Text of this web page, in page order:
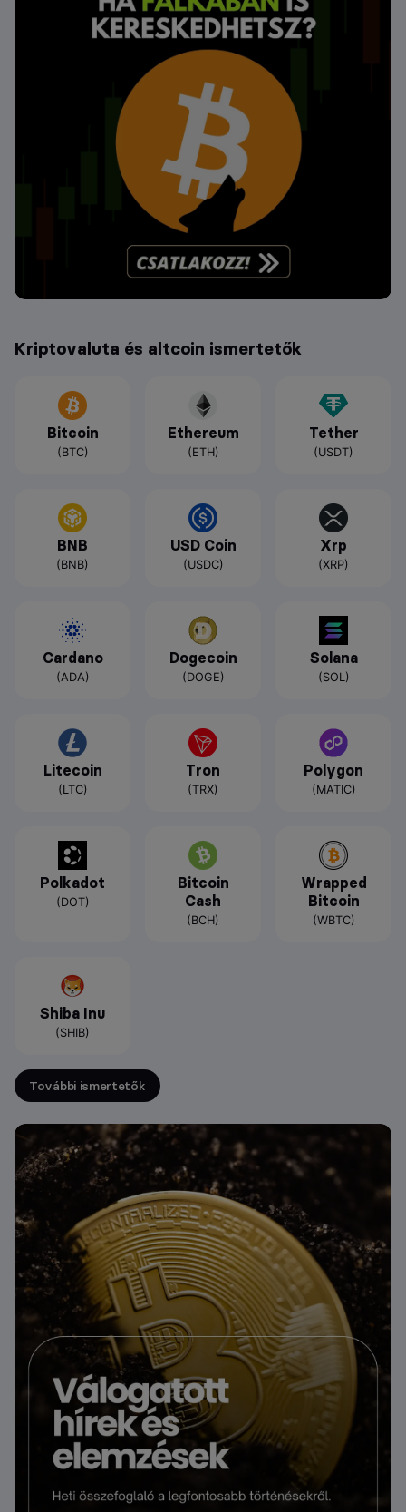
Kriptovaluta és altcoin ismertetők
Bitcoin
(BTC)
Ethereum
(ETH)
Tether
(USDT)
BNB
(BNB)
USD Coin
(USDC)
Xrp
(XRP)
Cardano
(ADA)
Dogecoin
(DOGE)
Solana
(SOL)
Litecoin
(LTC)
Tron
(TRX)
Polygon
(MATIC)
Polkadot
(DOT)
Bitcoin
Cash
(BCH)
Wrapped
Bitcoin
(WBTC)
Shiba Inu
(SHIB)
További ismertetők